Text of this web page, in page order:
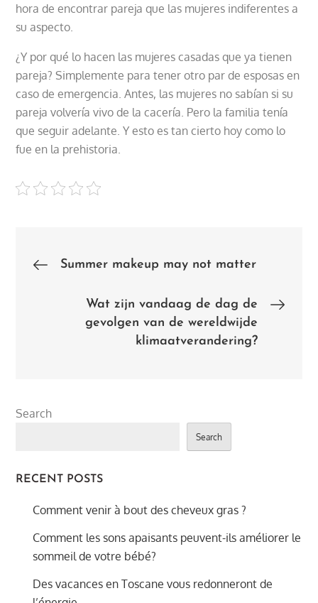
hora de encontrar pareja que las mujeres indiferentes a
su aspecto.
¿Y por qué lo hacen las mujeres casadas que ya tienen
pareja? Simplemente para tener otro par de esposas en
caso de emergencia. Antes, las mujeres no sabían si su
pareja volvería vivo de la cacería. Pero la familia tenía
que seguir adelante. Y esto es tan cierto hoy como lo
fue en la prehistoria.
Post
navigation
Summer makeup may not matter
Wat zijn vandaag de dag de
gevolgen van de wereldwijde
klimaatverandering?
Search
Search
RECENT POSTS
Comment venir à bout des cheveux gras ?
Comment les sons apaisants peuvent-ils améliorer le
sommeil de votre bébé?
Des vacances en Toscane vous redonneront de